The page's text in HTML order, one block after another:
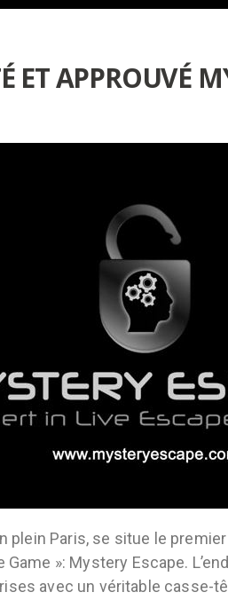
ET APPROUVÉ
plein Paris, se situe le
Game »: Mystery Escape.
avec un véritable casse-